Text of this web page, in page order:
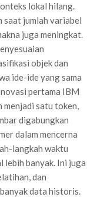
lokal hilang.
saat jumlah variabel
juga meningkat.
objek dan
ide-ide yang sama
pertama IBM
satu token,
digabungkan
dalam mencerna
langkah waktu
lebih banyak. Ini juga
dan
data historis.